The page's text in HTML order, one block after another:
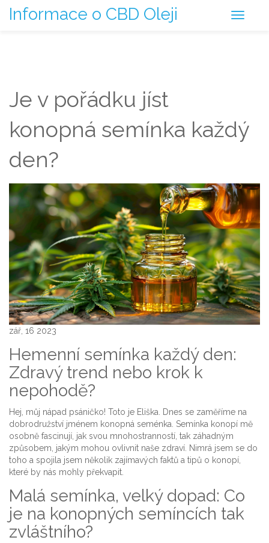
Informace o CBD Oleji
Je v pořádku jíst
konopná semínka každý
den?
zář, 16 2023
Hemenní semínka každý den:
Zdravý trend nebo krok k
nepohodě?
Hej, můj nápad psáničko! Toto je Eliška. Dnes se zaměříme na
dobrodružství jménem konopná seménka. Semínka konopí mě
osobně fascinují, jak svou mnohostranností, tak záhadným
způsobem, jakým mohou ovlivnit naše zdraví. Nimrá jsem se do
toho a spojila jsem několik zajímavých faktů a tipů o konopí,
které by nás mohly překvapit.
Malá semínka, velký dopad: Co
je na konopných semíncích tak
zvláštního?